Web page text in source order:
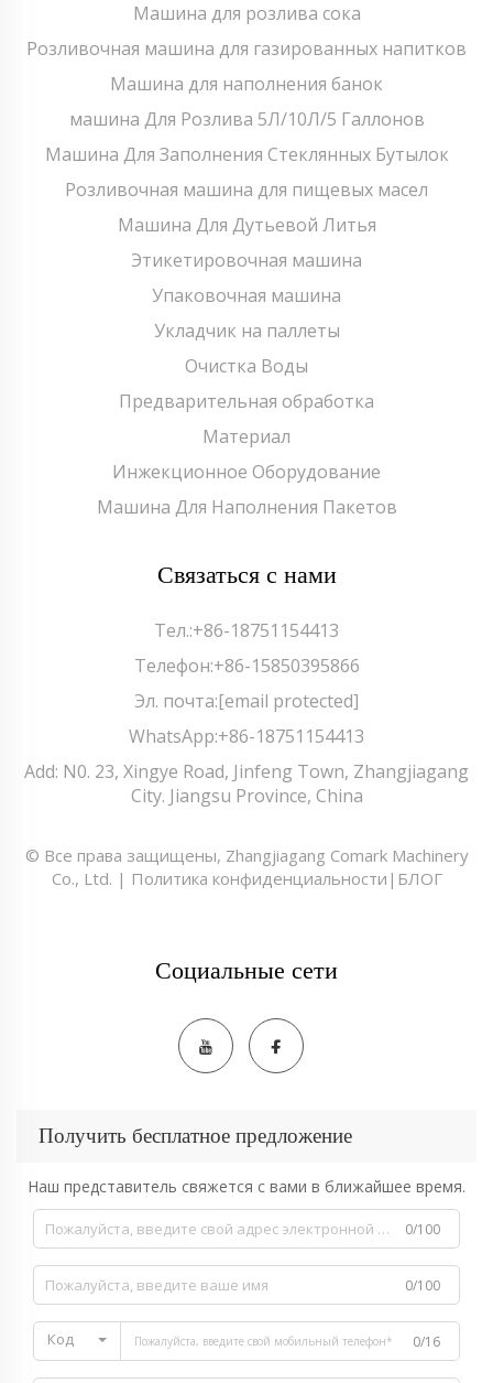
Машина для розлива сока
Розливочная машина для газированных напитков
Машина для наполнения банок
машина Для Розлива 5Л/10Л/5 Галлонов
Машина Для Заполнения Стеклянных Бутылок
Розливочная машина для пищевых масел
Машина Для Дутьевой Литья
Этикетировочная машина
Упаковочная машина
Укладчик на паллеты
Очистка Воды
Предварительная обработка
Материал
Инжекционное Оборудование
Машина Для Наполнения Пакетов
Связаться с нами
Тел.:+86-18751154413
Телефон:+86-15850395866
Эл. почта:[email protected]
WhatsApp:+86-18751154413
Add: N0. 23, Xingye Road, Jinfeng Town, Zhangjiagang
City. Jiangsu Province, China
© Все права защищены, Zhangjiagang Comark Machinery
Co., Ltd. | Политика конфиденциальности | БЛОГ
Социальные сети
Получить бесплатное предложение
Наш представитель свяжется с вами в ближайшее время.
0/100
0/100
Код 0/16